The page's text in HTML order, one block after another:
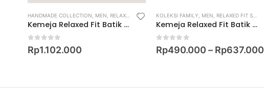
HANDMADE COLLECTION MEN RELAXED FIT SHIRT
Kemeja Relaxed Fit Batik Lengan Pendek Motif Keris Ceplok Mondroguno-SLN
out of 5
Rp1.102.000
KOLEKSI FAMILY MEN RELAXED FIT SHIRT
Kemeja Relaxed Fit Batik Lengan Pendek Motif Keris Ceplok Bujangga
out of 5
Rp490.000 – Rp637.000